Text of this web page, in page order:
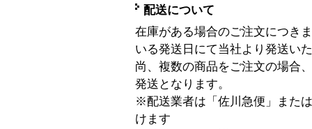
配送について
在庫がある場合のご注文につき
いる発送日にて当社より発送い
尚、複数の商品をご注文の場合
発送となります。
※配送業者は「佐川急便」また
けます